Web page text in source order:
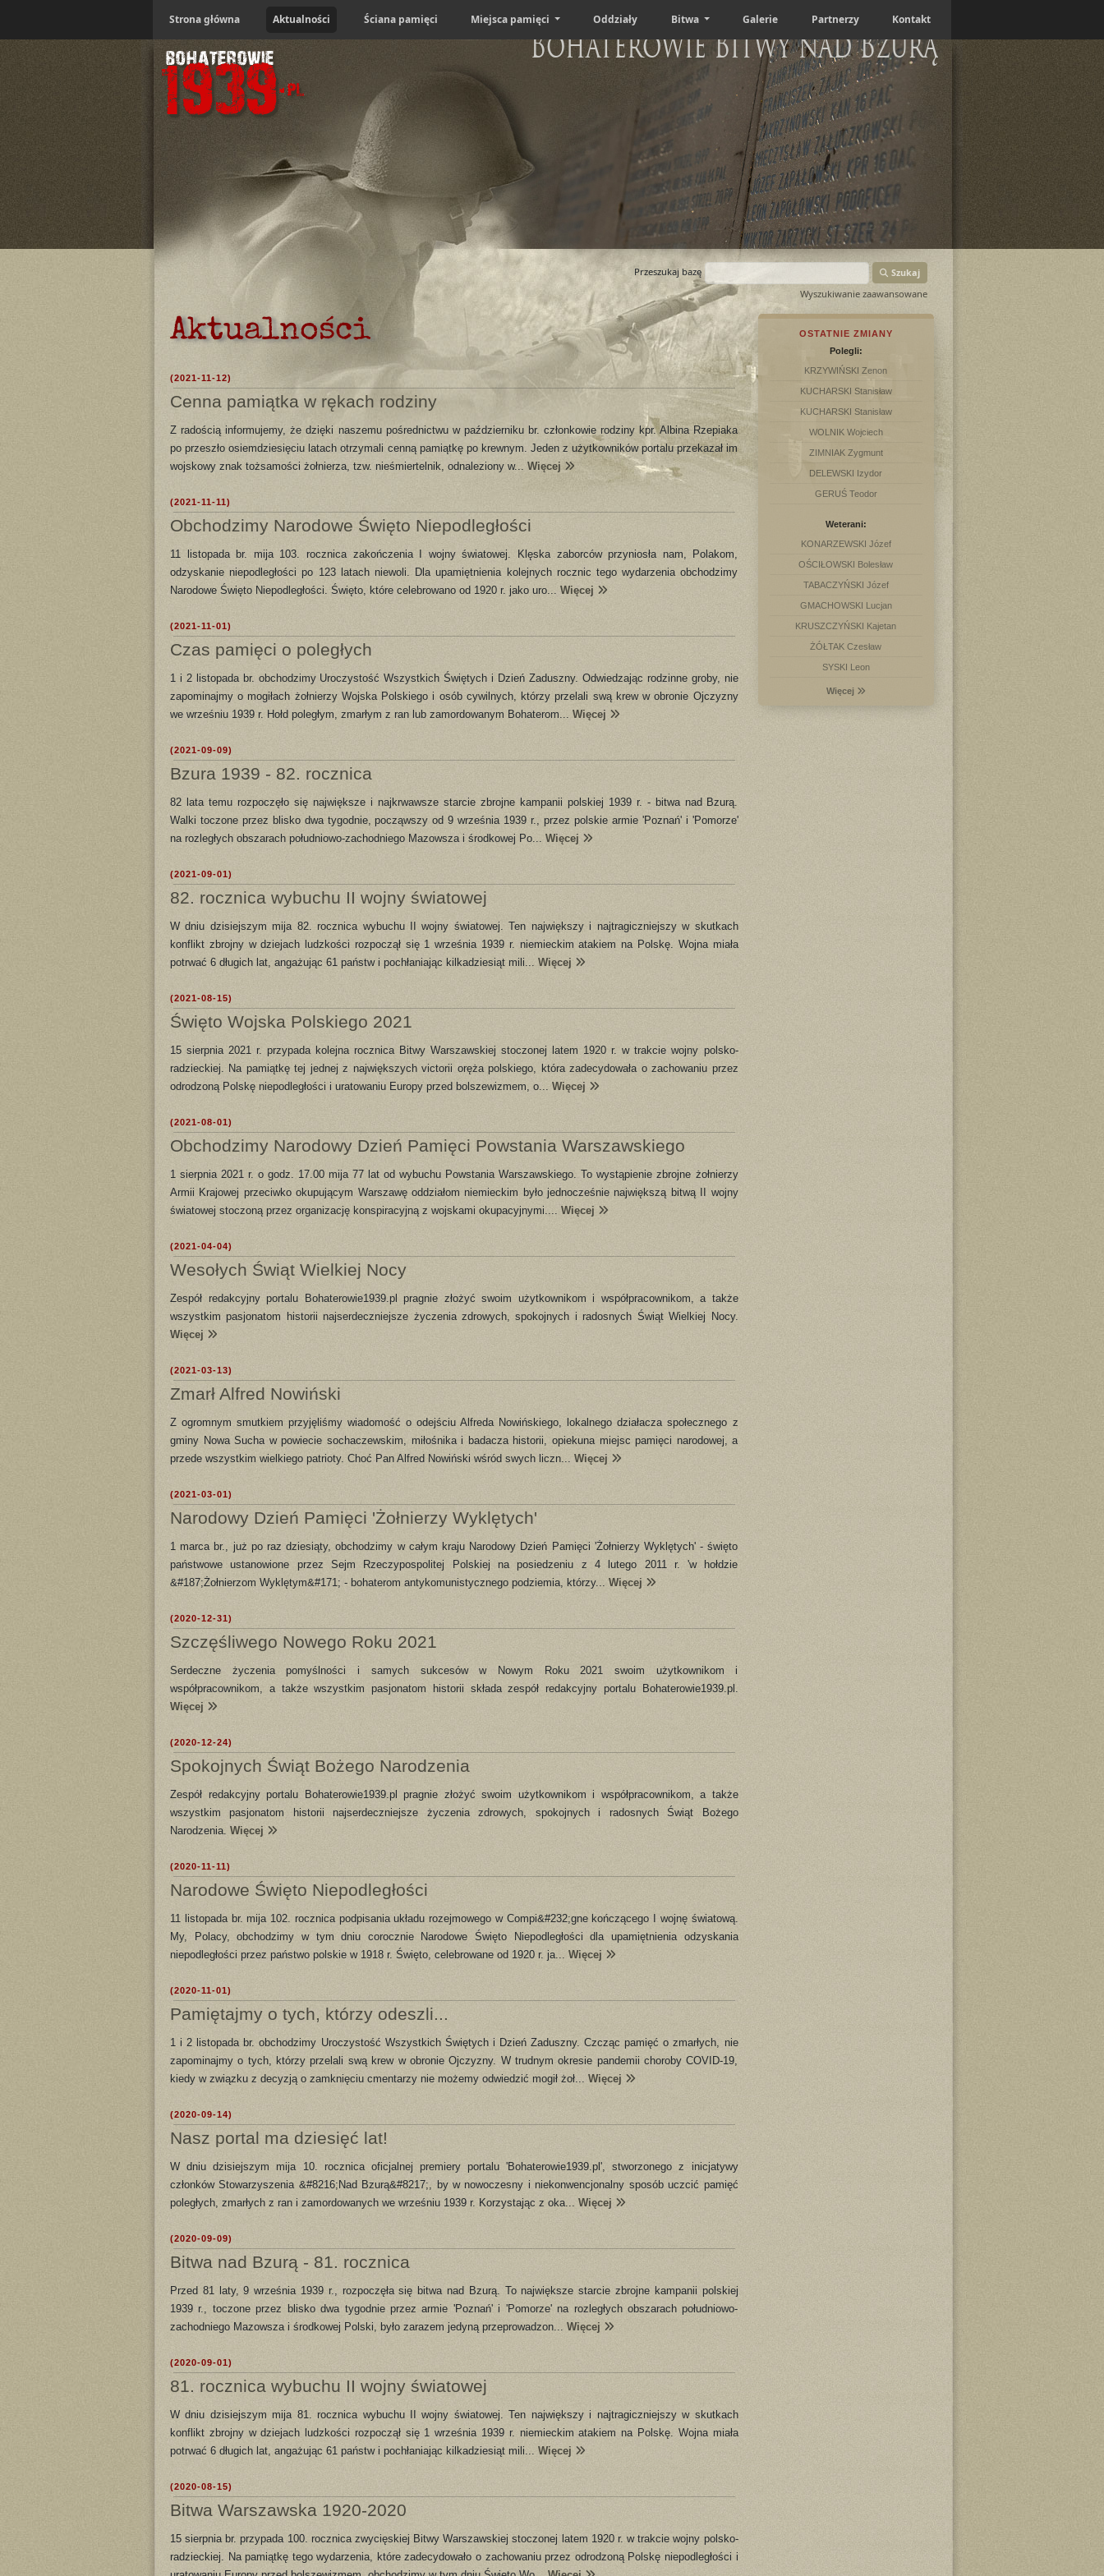
Strona główna Aktualności Ściana pamięci Miejsca pamięci Oddziały Bitwa Galerie Partnerzy Kontakt
Bohaterowie Bitwy nad Bzurą
Przeszukaj bazę
Szukaj
Wyszukiwanie zaawansowane
Aktualności
(2021-11-12)
Cenna pamiątka w rękach rodziny
Z radością informujemy, że dzięki naszemu pośrednictwu w październiku br. członkowie rodziny kpr. Albina Rzepiaka
po przeszło osiemdziesięciu latach otrzymali cenną pamiątkę po krewnym. Jeden z użytkowników portalu przekazał im
wojskowy znak tożsamości żołnierza, tzw. nieśmiertelnik, odnaleziony w... Więcej
(2021-11-11)
Obchodzimy Narodowe Święto Niepodległości
11 listopada br. mija 103. rocznica zakończenia I wojny światowej. Klęska zaborców przyniosła nam, Polakom,
odzyskanie niepodległości po 123 latach niewoli. Dla upamiętnienia kolejnych rocznic tego wydarzenia obchodzimy
Narodowe Święto Niepodległości. Święto, które celebrowano od 1920 r. jako uro... Więcej
(2021-11-01)
Czas pamięci o poległych
1 i 2 listopada br. obchodzimy Uroczystość Wszystkich Świętych i Dzień Zaduszny. Odwiedzając rodzinne groby, nie
zapominajmy o mogiłach żołnierzy Wojska Polskiego i osób cywilnych, którzy przelali swą krew w obronie Ojczyzny
we wrześniu 1939 r. Hołd poległym, zmarłym z ran lub zamordowanym Bohaterom... Więcej
(2021-09-09)
Bzura 1939 - 82. rocznica
82 lata temu rozpoczęło się największe i najkrwawsze starcie zbrojne kampanii polskiej 1939 r. - bitwa nad Bzurą.
Walki toczone przez blisko dwa tygodnie, począwszy od 9 września 1939 r., przez polskie armie 'Poznań' i 'Pomorze'
na rozległych obszarach południowo-zachodniego Mazowsza i środkowej Po... Więcej
(2021-09-01)
82. rocznica wybuchu II wojny światowej
W dniu dzisiejszym mija 82. rocznica wybuchu II wojny światowej. Ten największy i najtragiczniejszy w skutkach
konflikt zbrojny w dziejach ludzkości rozpoczął się 1 września 1939 r. niemieckim atakiem na Polskę. Wojna miała
potrwać 6 długich lat, angażując 61 państw i pochłaniając kilkadziesiąt mili... Więcej
(2021-08-15)
Święto Wojska Polskiego 2021
15 sierpnia 2021 r. przypada kolejna rocznica Bitwy Warszawskiej stoczonej latem 1920 r. w trakcie wojny polsko-
radzieckiej. Na pamiątkę tej jednej z największych victorii oręża polskiego, która zadecydowała o zachowaniu przez
odrodzoną Polskę niepodległości i uratowaniu Europy przed bolszewizmem, o... Więcej
(2021-08-01)
Obchodzimy Narodowy Dzień Pamięci Powstania Warszawskiego
1 sierpnia 2021 r. o godz. 17.00 mija 77 lat od wybuchu Powstania Warszawskiego. To wystąpienie zbrojne żołnierzy
Armii Krajowej przeciwko okupującym Warszawę oddziałom niemieckim było jednocześnie największą bitwą II wojny
światowej stoczoną przez organizację konspiracyjną z wojskami okupacyjnymi.... Więcej
(2021-04-04)
Wesołych Świąt Wielkiej Nocy
Zespół redakcyjny portalu Bohaterowie1939.pl pragnie złożyć swoim użytkownikom i współpracownikom, a także
wszystkim pasjonatom historii najserdeczniejsze życzenia zdrowych, spokojnych i radosnych Świąt Wielkiej Nocy.
Więcej
(2021-03-13)
Zmarł Alfred Nowiński
Z ogromnym smutkiem przyjęliśmy wiadomość o odejściu Alfreda Nowińskiego, lokalnego działacza społecznego z
gminy Nowa Sucha w powiecie sochaczewskim, miłośnika i badacza historii, opiekuna miejsc pamięci narodowej, a
przede wszystkim wielkiego patrioty. Choć Pan Alfred Nowiński wśród swych liczn... Więcej
(2021-03-01)
Narodowy Dzień Pamięci 'Żołnierzy Wyklętych'
1 marca br., już po raz dziesiąty, obchodzimy w całym kraju Narodowy Dzień Pamięci 'Żołnierzy Wyklętych' - święto
państwowe ustanowione przez Sejm Rzeczypospolitej Polskiej na posiedzeniu z 4 lutego 2011 r. 'w hołdzie
&#187;Żołnierzom Wyklętym&#171; - bohaterom antykomunistycznego podziemia, którzy... Więcej
(2020-12-31)
Szczęśliwego Nowego Roku 2021
Serdeczne życzenia pomyślności i samych sukcesów w Nowym Roku 2021 swoim użytkownikom i
współpracownikom, a także wszystkim pasjonatom historii składa zespół redakcyjny portalu Bohaterowie1939.pl.
Więcej
(2020-12-24)
Spokojnych Świąt Bożego Narodzenia
Zespół redakcyjny portalu Bohaterowie1939.pl pragnie złożyć swoim użytkownikom i współpracownikom, a także
wszystkim pasjonatom historii najserdeczniejsze życzenia zdrowych, spokojnych i radosnych Świąt Bożego
Narodzenia. Więcej
(2020-11-11)
Narodowe Święto Niepodległości
11 listopada br. mija 102. rocznica podpisania układu rozejmowego w Compi&#232;gne kończącego I wojnę światową.
My, Polacy, obchodzimy w tym dniu corocznie Narodowe Święto Niepodległości dla upamiętnienia odzyskania
niepodległości przez państwo polskie w 1918 r. Święto, celebrowane od 1920 r. ja... Więcej
(2020-11-01)
Pamiętajmy o tych, którzy odeszli...
1 i 2 listopada br. obchodzimy Uroczystość Wszystkich Świętych i Dzień Zaduszny. Czcząc pamięć o zmarłych, nie
zapominajmy o tych, którzy przelali swą krew w obronie Ojczyzny. W trudnym okresie pandemii choroby COVID-19,
kiedy w związku z decyzją o zamknięciu cmentarzy nie możemy odwiedzić mogił żoł... Więcej
(2020-09-14)
Nasz portal ma dziesięć lat!
W dniu dzisiejszym mija 10. rocznica oficjalnej premiery portalu 'Bohaterowie1939.pl', stworzonego z inicjatywy
członków Stowarzyszenia &#8216;Nad Bzurą&#8217;, by w nowoczesny i niekonwencjonalny sposób uczcić pamięć
poległych, zmarłych z ran i zamordowanych we wrześniu 1939 r. Korzystając z oka... Więcej
(2020-09-09)
Bitwa nad Bzurą - 81. rocznica
Przed 81 laty, 9 września 1939 r., rozpoczęła się bitwa nad Bzurą. To największe starcie zbrojne kampanii polskiej
1939 r., toczone przez blisko dwa tygodnie przez armie 'Poznań' i 'Pomorze' na rozległych obszarach południowo-
zachodniego Mazowsza i środkowej Polski, było zarazem jedyną przeprowadzon... Więcej
(2020-09-01)
81. rocznica wybuchu II wojny światowej
W dniu dzisiejszym mija 81. rocznica wybuchu II wojny światowej. Ten największy i najtragiczniejszy w skutkach
konflikt zbrojny w dziejach ludzkości rozpoczął się 1 września 1939 r. niemieckim atakiem na Polskę. Wojna miała
potrwać 6 długich lat, angażując 61 państw i pochłaniając kilkadziesiąt mili... Więcej
(2020-08-15)
Bitwa Warszawska 1920-2020
15 sierpnia br. przypada 100. rocznica zwycięskiej Bitwy Warszawskiej stoczonej latem 1920 r. w trakcie wojny polsko-
radzieckiej. Na pamiątkę tego wydarzenia, które zadecydowało o zachowaniu przez odrodzoną Polskę niepodległości i
OSTATNIE ZMIANY
Polegli:
KRZYWIŃSKI Zenon
KUCHARSKI Stanisław
KUCHARSKI Stanisław
WOLNIK Wojciech
ZIMNIAK Zygmunt
DELEWSKI Izydor
GERUŚ Teodor
Weterani:
KONARZEWSKI Józef
OŚCIŁOWSKI Bolesław
TABACZYŃSKI Józef
GMACHOWSKI Lucjan
KRUSZCZYŃSKI Kajetan
ŻÓŁTAK Czesław
SYSKI Leon
Więcej